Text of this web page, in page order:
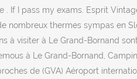
. If I pass my exams. Esprit
nombreux thermes sympas en
à visiter à Le Grand-Bornand
à Le Grand-Bornand,
de (GVA) Aéroport